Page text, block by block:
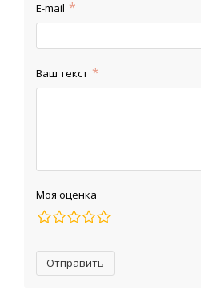
E-mail
Ваш текст
Моя оценка
Отправить